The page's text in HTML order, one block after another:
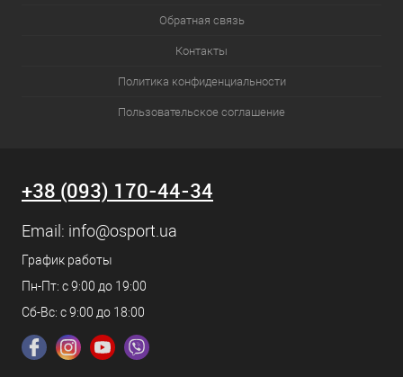
Обратная связь
Контакты
Политика конфиденциальности
Пользовательское соглашение
+38 (093) 170-44-34
Email: info@osport.ua
График работы
Пн-Пт: с 9:00 до 19:00
Сб-Вс: с 9:00 до 18:00